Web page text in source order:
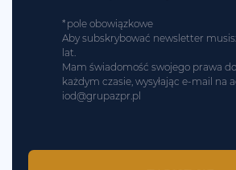
*pole obowiązkowe
Aby subskrybować newsletter
lat.
Mam świadomość swojego prawa
każdym czasie, wysyłając e-mail na
iod@grupazpr.pl